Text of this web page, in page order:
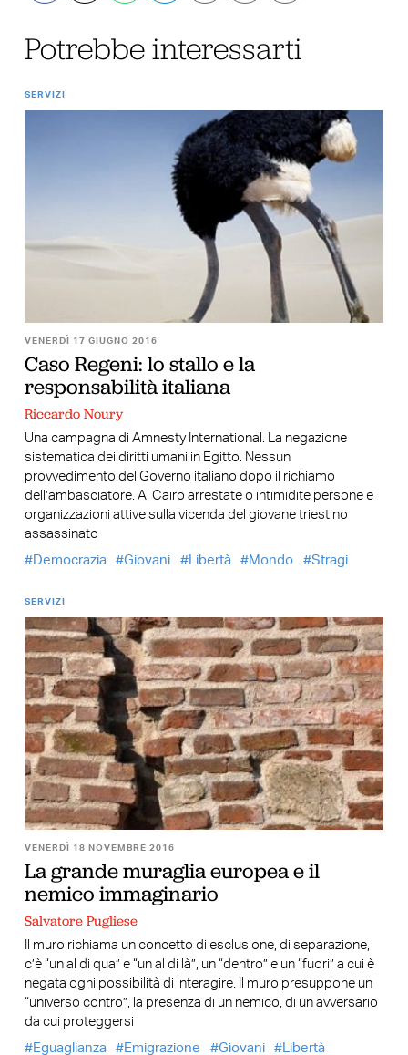
Potrebbe interessarti
SERVIZI
VENERDÌ 17 GIUGNO 2016
Caso Regeni: lo stallo e la
responsabilità italiana
Riccardo Noury
Una campagna di Amnesty International. La negazione
sistematica dei diritti umani in Egitto. Nessun
provvedimento del Governo italiano dopo il richiamo
dell’ambasciatore. Al Cairo arrestate o intimidite persone e
organizzazioni attive sulla vicenda del giovane triestino
assassinato
Democrazia
Giovani Libertà Mondo Stragi
SERVIZI
VENERDÌ 18 NOVEMBRE 2016
La grande muraglia europea e il
nemico immaginario
Salvatore Pugliese
Il muro richiama un concetto di esclusione, di separazione,
c’è “un al di qua” e “un al di là”, un “dentro” e un “fuori” a cui è
negata ogni possibilità di interagire. Il muro presuppone un
“universo contro”, la presenza di un nemico, di un avversario
da cui proteggersi
Eguaglianza
Emigrazione Giovani Libertà